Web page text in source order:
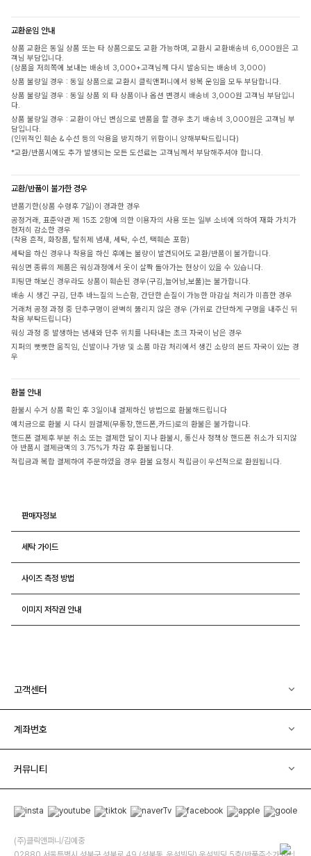
교환운임 안내
상품 교환은 동일 상품 또는 타 상품으로도 교환 가능하며, 교환시 교환배송비 6,000원은 고
객님 부담입니다.
(상품을 저희쪽에 보내는 배송비 3,000+고객님께 다시 발송되는 배송비 3,000)
상품 불량일 경우 : 동일 상품으로 교환시 클릭앤퍼니에서 왕복 운임을 모두 부담합니다.
상품 불량일 경우 : 동일 상품 외 타 상품이나 옵션 변경시 배송비 3,000원 고객님 부담입니
다.
상품 불량일 경우 : 교환이 아닌 변심으로 반품을 할 경우 초기 배송비 3,000원은 고객님 부
담입니다.
(인위적인 훼손 & 수선 등의 악용을 방지하기 위함이니 양해부탁드립니다)
*교환/반품시에도 추가 발생되는 모든 도선료는 고객님께서 부담해주셔야 합니다.
교환/반품이 불가한 경우
반품기한(상품 수령후 7일)이 경과한 경우
공정거래, 표준약관 제 15조 2항에 의한 이용자의 사용 또는 일부 소비에 의하여 재화 가치가
현저히 감소한 경우
(착용 흔적, 화장품, 탈취제 냄새, 세탁, 수선, 택훼손 포함)
세탁을 하신 경우나 착용을 하신 후에는 불량이 발견되어도 교환/반품이 불가합니다.
워싱면 종류의 제품은 워싱과정에서 옷이 살짝 돌아가는 현상이 있을 수 있습니다.
피팅만 해보신 경우라도 상품이 훼손된 경우(구김,늘어남,보풀)는 불가합니다.
배송 시 생긴 구김, 단추 바느질의 느슨함, 간단한 손질이 가능한 마감실 처리가 미흡한 경우
거래처 공정 과정 중 단추구멍이 완벽히 뚫리지 않은 경우 (가위로 간단하게 구멍을 내주신 뒤
착용 부탁드립니다)
워싱 과정 중 발생하는 냄새와 단추 위치를 나타내는 초크 자국이 남은 경우
지퍼의 뻣뻣한 움직임, 신발이나 가방 및 소품 마감 처리에서 생긴 소량의 본드 자국이 있는 경
우
환불 안내
환불시 수거 상품 확인 후 3일이내 결제하신 방법으로 환불해드립니다
예치금으로 환불 시 다시 원결제(무통장,핸드폰,카드)로의 환불은 불가합니다.
핸드폰 결제후 부분 취소 또는 결제한 달이 지나 환불시, 통신사 정책상 핸드폰 취소가 되지않
아 반품시 결제금액의 3.75%가 차감 후 환불됩니다.
적립금과 복합 결제하여 주문하였을 경우 환불 요청시 적립금이 우선적으로 환원됩니다.
판매자정보
세탁 가이드
사이즈 측정 방법
이미지 저작권 안내
고객센터
계좌번호
커뮤니티
(주)클릭앤퍼니/김예중